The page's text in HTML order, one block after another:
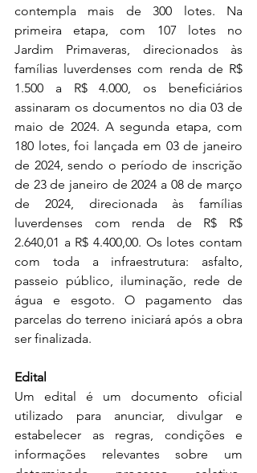
contempla mais de 300 lotes. Na
primeira etapa, com 107 lotes no
Jardim Primaveras, direcionados às
famílias luverdenses com renda de R$
1.500 a R$ 4.000, os beneficiários
assinaram os documentos no dia 03 de
maio de 2024. A segunda etapa, com
180 lotes, foi lançada em 03 de janeiro
de 2024, sendo o período de inscrição
de 23 de janeiro de 2024 a 08 de março
de 2024, direcionada às famílias
luverdenses com renda de R$ R$
2.640,01 a R$ 4.400,00. Os lotes contam
com toda a infraestrutura: asfalto,
passeio público, iluminação, rede de
água e esgoto. O pagamento das
parcelas do terreno iniciará após a obra
ser finalizada.
Edital
Um edital é um documento oficial
utilizado para anunciar, divulgar e
estabelecer as regras, condições e
informações relevantes sobre um